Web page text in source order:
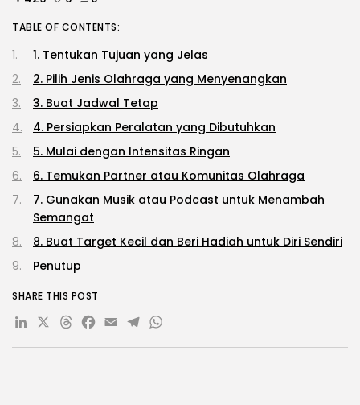
TABLE OF CONTENTS:
1. Tentukan Tujuan yang Jelas
2. Pilih Jenis Olahraga yang Menyenangkan
3. Buat Jadwal Tetap
4. Persiapkan Peralatan yang Dibutuhkan
5. Mulai dengan Intensitas Ringan
6. Temukan Partner atau Komunitas Olahraga
7. Gunakan Musik atau Podcast untuk Menambah
Semangat
8. Buat Target Kecil dan Beri Hadiah untuk Diri Sendiri
Penutup
SHARE THIS POST
LinkedIn
X Threads
Facebook
Email
Telegram
WhatsApp